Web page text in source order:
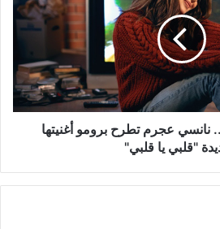
نانسي عجرم تطرح برومو أغنيتها
"قلبي يا قلبي"